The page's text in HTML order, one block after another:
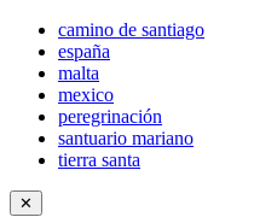
camino de santiago
españa
malta
mexico
peregrinación
santuario mariano
tierra santa
✕